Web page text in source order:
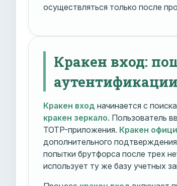
осуществляться только после
Кракен вход:
аутентификации
Кракен вход начинается с
кракен зеркало. Пользователь
TOTP-приложения. Кракен
дополнительного подтверждения
попытки брутфорса после трех
использует ту же базу учетных